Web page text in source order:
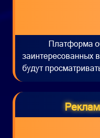
Платформа
заинтересованных
будут